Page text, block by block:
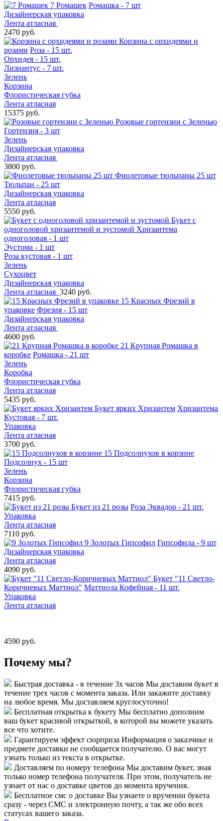
7 Ромашек Ромашка - 7 шт
Дизайнерская упаковка
Лента атласная
2470 руб.
Корзина с орхидеями и
розами Роза - 15 шт.
Орхидея - 15 шт.
Лизиантус - 7 шт.
Зелень
Корзина
Флористическая губка
Лента атласная
15375 руб.
Розовые гортензии с Зеленью
Гортензия - 3 шт
Зелень
Дизайнерская упаковка
Лента атласная
3800 руб.
Фиолетовые тюльпаны 25 шт
Тюльпан - 25 шт
Дизайнерская упаковка
Лента атласная
5550 руб.
Букет с
одноголовой хризантемой и эустомой Хризантема
одноголовая - 1 шт
Эустома - 1 шт
Роза кустовая - 1 шт
Зелень
Сухоцвет
Дизайнерская упаковка
Лента атласная 3240 руб.
15 Красных Фрезий в
упаковке Фрезия - 15 шт
Дизайнерская упаковка
Лента атласная
4600 руб.
21 Крупная Ромашка в
коробке Ромашка - 21 шт
Зелень
Коробка
Флористическая губка
Лента атласная
5435 руб.
Букет ярких Хризантем Хризантема
Кустовая - 7 шт.
Упаковка
Лента атласная
3700 руб.
15 Подсолнухов в корзине
Подсолнух - 15 шт
Зелень
Корзина
Флористическая губка
7415 руб.
Букет из 21 розы Роза Эквадор - 21 шт.
Упаковка
Лента атласная
7110 руб.
9 Золотых Гипсофил Гипсофила - 9 шт
Дизайнерская упаковка
Лента атласная
4090 руб.
Букет "11 Светло-
Коричневых Маттиол" Маттиола Кофейная - 11 шт.
Упаковка
Лента атласная
4590 руб.
Почему мы?
Быстрая доставка - в течение 3х часов Мы доставим букет в
течение трех часов с момента заказа. Или закажите доставку
на любое время. Мы доставляем круглосуточно!
Бесплатная открытка к букету Мы бесплатно дополним
ваш букет красивой открыткой, в которой вы можете указать
все что хотите.
Гарантируем эффект сюрприза Информация о заказчике и
предмете доставки не сообщается получателю. О вас могут
узнать только из текста в открытке.
Доставляем по номеру телефона Мы доставим букет, зная
только номер телефона получателя. При этом, получатель не
узнает от нас о доставке цветов до момента вручения.
Бесплатное смс о доставке Вы узнаете о вручении букета
сразу - через СМС и электронную почту, а так же обо всех
статусах вашего заказа.